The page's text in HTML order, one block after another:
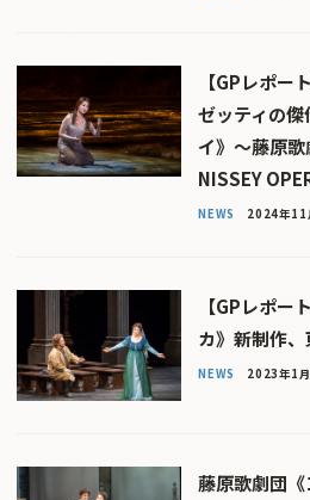
【GPレポー
ゼッティの
イ》〜藤原
NISSEY
NEWS 2024年11
【GPレポー
カ》新制作
NEWS 2023年1
藤原歌劇団